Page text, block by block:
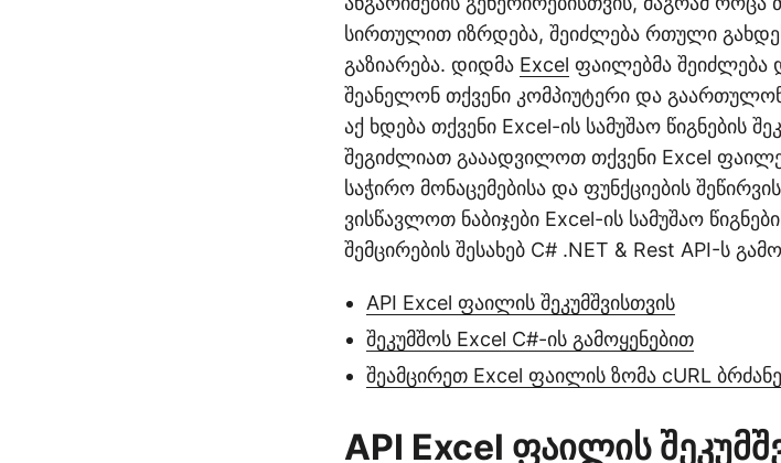
სირთულით იზრდება, შეიძლება რთული
გაზიარება. დიდმა Excel ფაილებმა შეიძლება
შეანელონ თქვენი კომპიუტერი და
აქ ხდება თქვენი Excel-ის სამუშაო წიგნების
შეგიძლიათ გააადვილოთ თქვენი Excel
საჭირო მონაცემებისა და ფუნქციების
ვისწავლოთ ნაბიჯები Excel-ის სამუშაო
შემცირების შესახებ C# .NET & Rest API-ს
API Excel ფაილის შეკუმშვისთვის
შეკუმშოს Excel C#-ის გამოყენებით
შეამცირეთ Excel ფაილის ზომა cURL
API Excel ფაილის